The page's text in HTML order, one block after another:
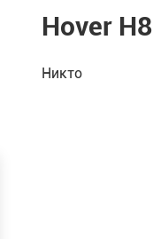
Hover H8
Никто